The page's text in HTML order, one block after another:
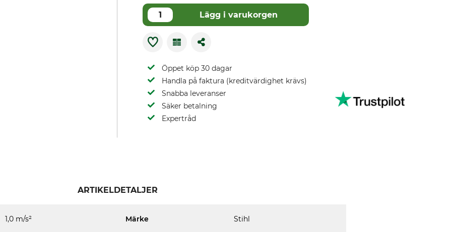
Lägg i varukorgen
Öppet köp 30 dagar
Handla på faktura (kreditvärdighet krävs)
Snabba leveranser
Säker betalning
Expertråd
ARTIKELDETALJER
1,0 m/s² Märke Stihl